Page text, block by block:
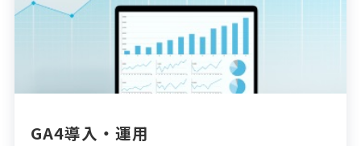
GA4導入・運用